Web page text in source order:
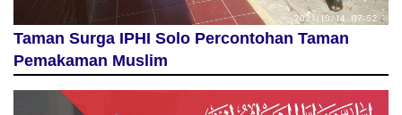
Taman Surga IPHI Solo Percontohan Taman
Pemakaman Muslim